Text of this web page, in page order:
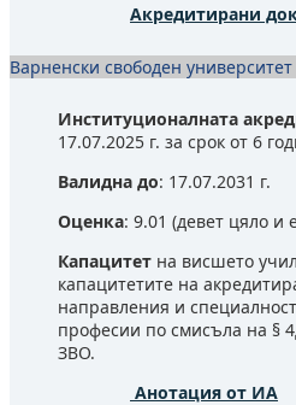
Акредитирани
Варненски свободен
Институционалната
17.07.2025 г. за срок от 6
Валидна до: 17.07.2031 г.
Оценка: 9.01 (девет цяло и
Капацитет на висшето
капацитетите на
направления и
професии по смисъла на §
ЗВО.
Анотация от ИА